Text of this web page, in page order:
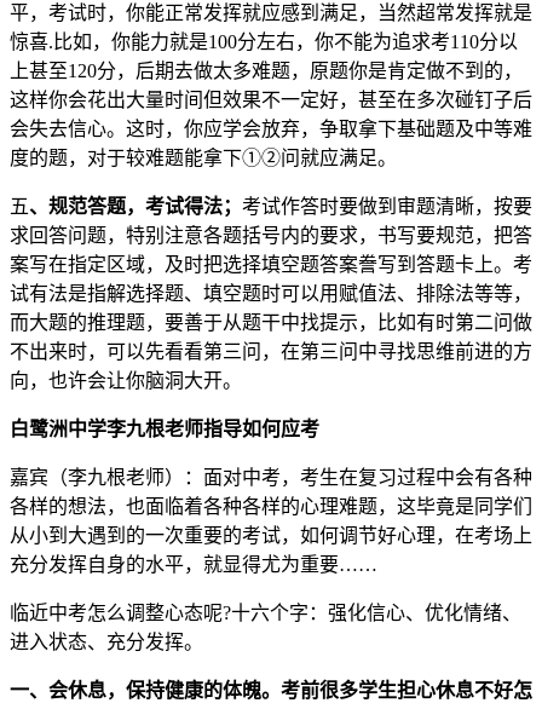
平，考试时，你能正常发挥就应感到满足，当然超常发挥就是
惊喜.比如，你能力就是100分左右，你不能为追求考110分以
上甚至120分，后期去做太多难题，原题你是肯定做不到的，
这样你会花出大量时间但效果不一定好，甚至在多次碰钉子后
会失去信心。这时，你应学会放弃，争取拿下基础题及中等难
度的题，对于较难题能拿下①②问就应满足。
五、规范答题，考试得法； 考试作答时要做到审题清晰，按要
求回答问题，特别注意各题括号内的要求，书写要规范，把答
案写在指定区域，及时把选择填空题答案誊写到答题卡上。考
试有法是指解选择题、填空题时可以用赋值法、排除法等等，
而大题的推理题，要善于从题干中找提示，比如有时第二问做
不出来时，可以先看看第三问，在第三问中寻找思维前进的方
向，也许会让你脑洞大开。
白鹭洲中学李九根老师指导如何应考
嘉宾（李九根老师）：面对中考，考生在复习过程中会有各种
各样的想法，也面临着各种各样的心理难题，这毕竟是同学们
从小到大遇到的一次重要的考试，如何调节好心理，在考场上
充分发挥自身的水平，就显得尤为重要……
临近中考怎么调整心态呢?十六个字：强化信心、优化情绪、
进入状态、充分发挥。
一、会休息，保持健康的体魄。考前很多学生担心休息不好怎